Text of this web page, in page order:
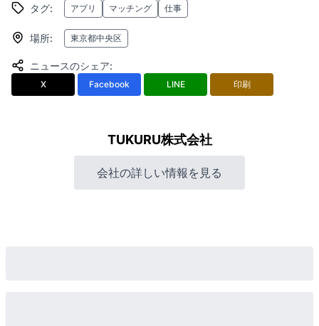
タグ: アプリ マッチング 仕事
場所: 東京都中央区
ニュースのシェア:
X Facebook LINE 印刷
TUKURU株式会社
会社の詳しい情報を見る